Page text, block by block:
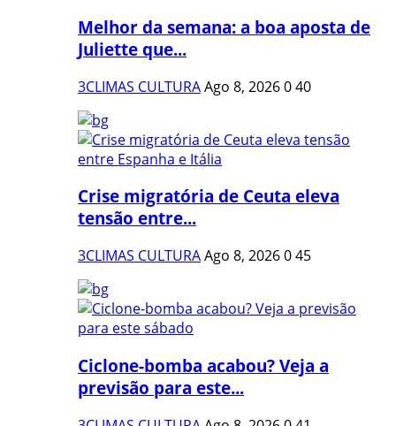
Melhor da semana: a boa aposta de
Juliette que...
3CLIMAS CULTURAAgo 8, 2026040
Crise migratória de Ceuta eleva
tensão entre...
3CLIMAS CULTURAAgo 8, 2026045
Ciclone-bomba acabou? Veja a
previsão para este...